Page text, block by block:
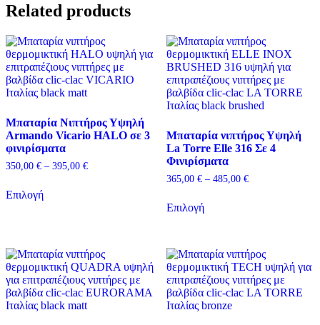
Related products
Μπαταρία Nιπτήρος Υψηλή
Armando Vicario HALO σε 3
φινιρίσματα
350,00 € – 395,00 €Price
Επιλογήτο
παραλλαγές.
Οι
επιλογές
μπορούν
να
επιλεγούν
Μπαταρία νιπτήρος Υψηλή
La Torre Elle 316 Σε 4
Φινιρίσματα
365,00 € – 485,00 €Price
Επιλογήτο
πολλαπλές
παραλλαγές.
Οι
επιλογές
μπορούν
να